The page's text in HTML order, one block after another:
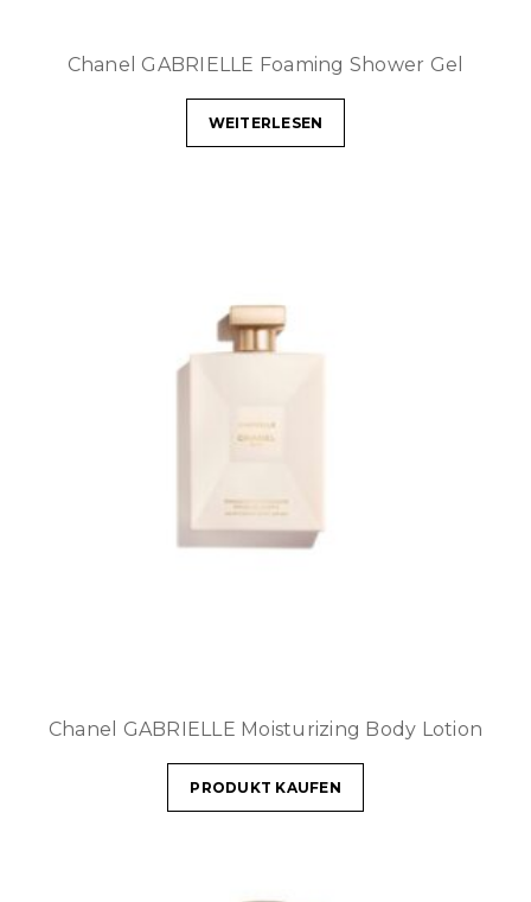
Chanel GABRIELLE Foaming Shower Gel
WEITERLESEN
Chanel GABRIELLE Moisturizing Body Lotion
PRODUKT KAUFEN